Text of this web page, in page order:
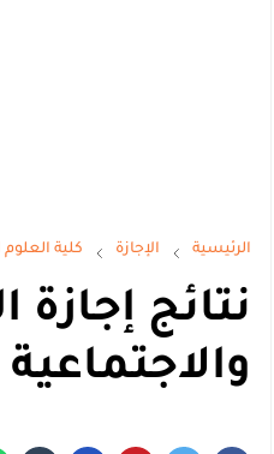
الرئيسية الإجازة كلية العلوم
نتائج إجازة